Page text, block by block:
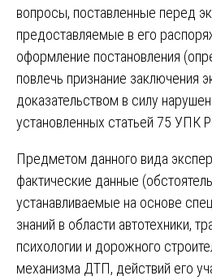
вопросы, поставленные перед
предоставляемые в его
оформление постановления
повлечь признание заключения
доказательством в силу
установленных статьей 75 УПК
Предметом данного вида
фактические данные
устанавливаемые на основе
знаний в области автотехники,
психологии и дорожного
механизма ДТП, действий его